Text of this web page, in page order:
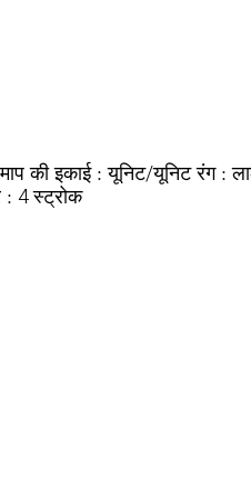
माप की इकाई :यूनिट/यूनिट रंग :
: 4 स्ट्रोक